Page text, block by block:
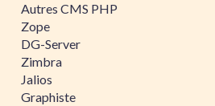
Autres CMS PHP
Zope
DG-Server
Zimbra
Jalios
Graphiste